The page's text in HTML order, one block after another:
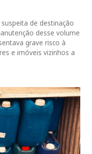
de destinação
desse volume
grave risco à
e imóveis vizinhos a